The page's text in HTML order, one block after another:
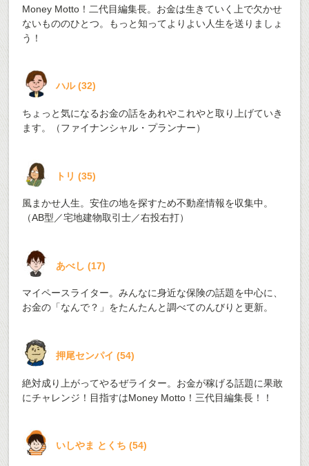
Money Motto！二代目編集長。お金は生きていく上で欠かせ
ないもののひとつ。もっと知ってよりよい人生を送りましょ
う！
ハル(32)
ちょっと気になるお金の話をあれやこれやと取り上げていき
ます。（ファイナンシャル・プランナー）
トリ(35)
風まかせ人生。安住の地を探すため不動産情報を収集中。
（AB型／宅地建物取引士／右投右打）
あべし(17)
マイペースライター。みんなに身近な保険の話題を中心に、
お金の「なんで？」をたんたんと調べてのんびりと更新。
押尾センパイ(54)
絶対成り上がってやるぜライター。お金が稼げる話題に果敢
にチャレンジ！目指すはMoney Motto！三代目編集長！！
いしやま とくち(54)